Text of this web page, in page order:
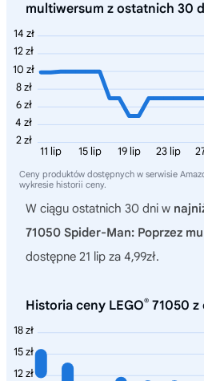
multiwersum z ostatnich 30
14 zł
12 zł
10 zł
8 zł
6 zł
4 zł
2 zł
23 lip
19 lip
15 lip
11 lip
Ceny produktów dostępnych w serwisie
wykresie historii ceny.
W ciągu ostatnich 30 dni w
71050 Spider-Man: Poprzez
dostępne 21 lip za 4,99zł.
Historia ceny LEGO® 71050 z
18 zł
15 zł
12 zł